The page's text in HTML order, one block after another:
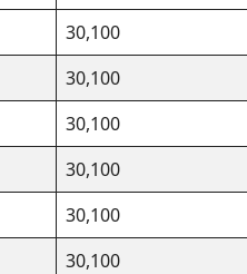
30,100
30,100
30,100
30,100
30,100
30,100